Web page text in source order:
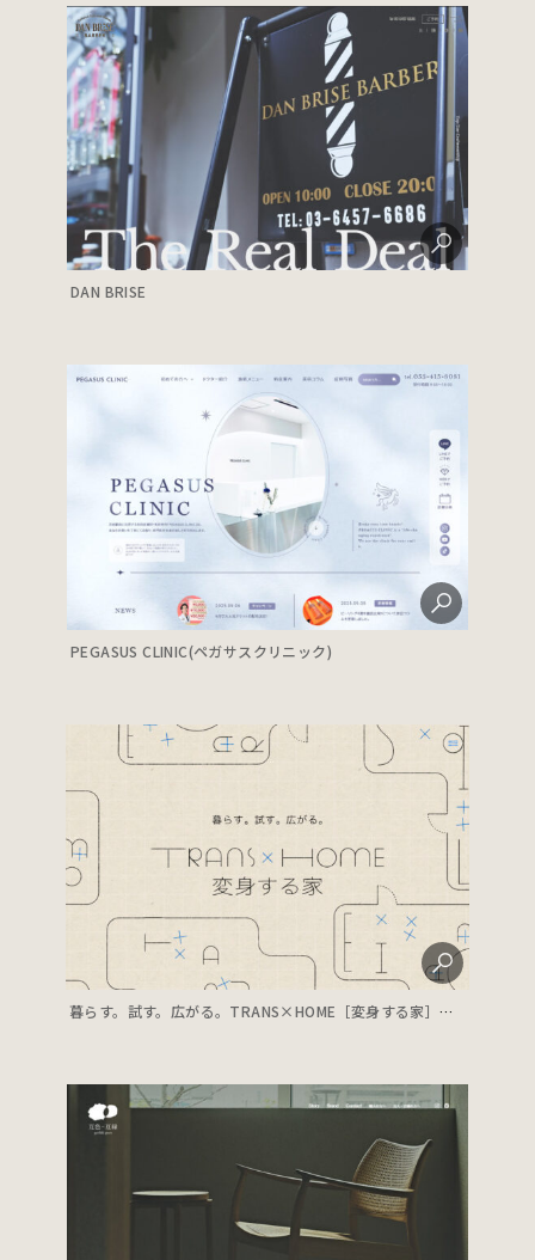
DAN BRISE
PEGASUS CLINIC(ペガサスクリニック)
暮らす。試す。広がる。TRANS×HOME［変身する家］｜大阪ガス都市開発